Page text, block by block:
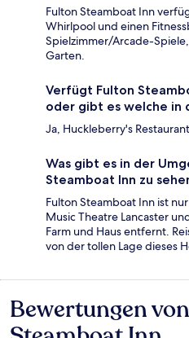
Fulton Steamboat Inn
Whirlpool und einen
Spielzimmer/Arcade-
Garten.
Verfügt Fulton
oder gibt es welche in
Ja, Huckleberry's
Was gibt es in der
Steamboat Inn zu
Fulton Steamboat Inn ist
Music Theatre Lancaster
Farm und Haus entfernt.
von der tollen Lage dieses
Bewertungen
Bewertungen